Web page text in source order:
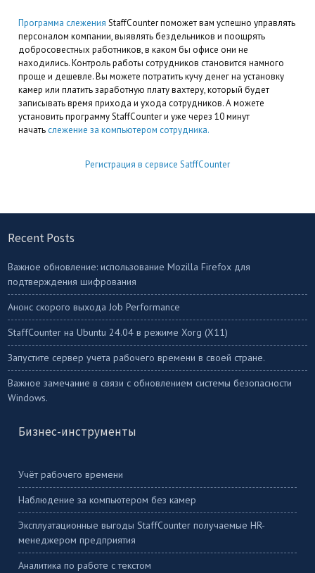
Программа слежения StaffCounter поможет вам успешно управлять
персоналом компании, выявлять бездельников и поощрять
добросовестных работников, в каком бы офисе они не
находились. Контроль работы сотрудников становится намного
проще и дешевле. Вы можете потратить кучу денег на установку
камер или платить заработную плату вахтеру, который будет
записывать время прихода и ухода сотрудников. А можете
установить программу StaffCounter и уже через 10 минут
начать слежение за компьютером сотрудника.
Регистрация в сервисе SatffCounter
Recent Posts
Важное обновление: использование Mozilla Firefox для
подтверждения шифрования
Анонс скорого выхода Job Performance
StaffСounter на Ubuntu 24.04 в режиме Xorg (X11)
Запустите сервер учета рабочего времени в своей стране.
Важное замечание в связи с обновлением системы безопасности
Windows.
Бизнес-инструменты
Учёт рабочего времени
Наблюдение за компьютером без камер
Эксплуатационные выгоды StaffCounter получаемые HR-
менеджером предприятия
Аналитика по работе с текстом